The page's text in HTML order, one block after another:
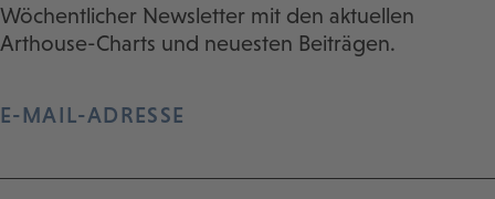
Wöchentlicher Newsletter mit den aktuellen
Arthouse-Charts und neuesten Beiträgen.
E-MAIL-ADRESSE